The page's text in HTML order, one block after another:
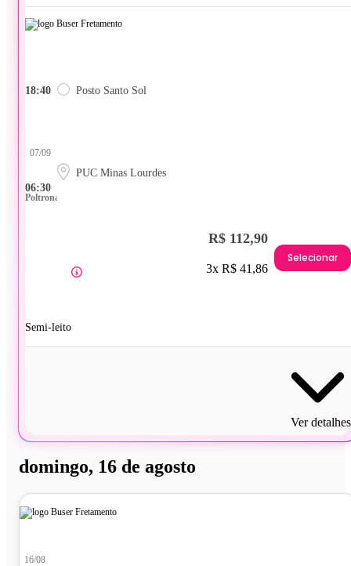
18:40 Posto Santo Sol
06:30
07/09
PUC Minas Lourdes
Poltrona
Semi-leito
R$ 112,90
3x R$ 41,86
Selecionar
Ver detalhes
domingo, 16 de agosto
16/08